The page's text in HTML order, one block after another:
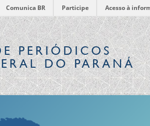
Comunica BR Participe Acesso à
PERIÓDICOS
DO PARANÁ